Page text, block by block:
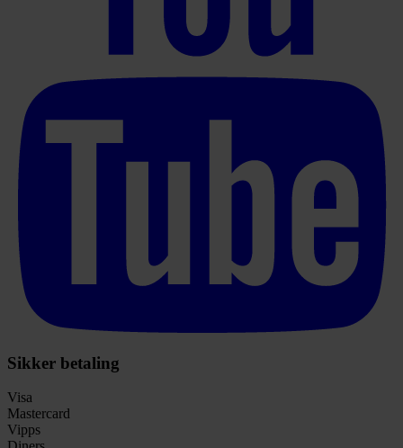
Sikker betaling
Visa
Mastercard
Vipps